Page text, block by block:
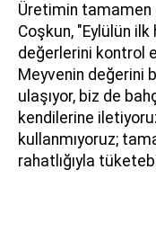
Üretimin tamamen
Coşkun, "Eylülün
değerlerini kontrol
Meyvenin değerini
ulaşıyor, biz de
kendilerine
kullanmıyoruz;
rahatlığıyla